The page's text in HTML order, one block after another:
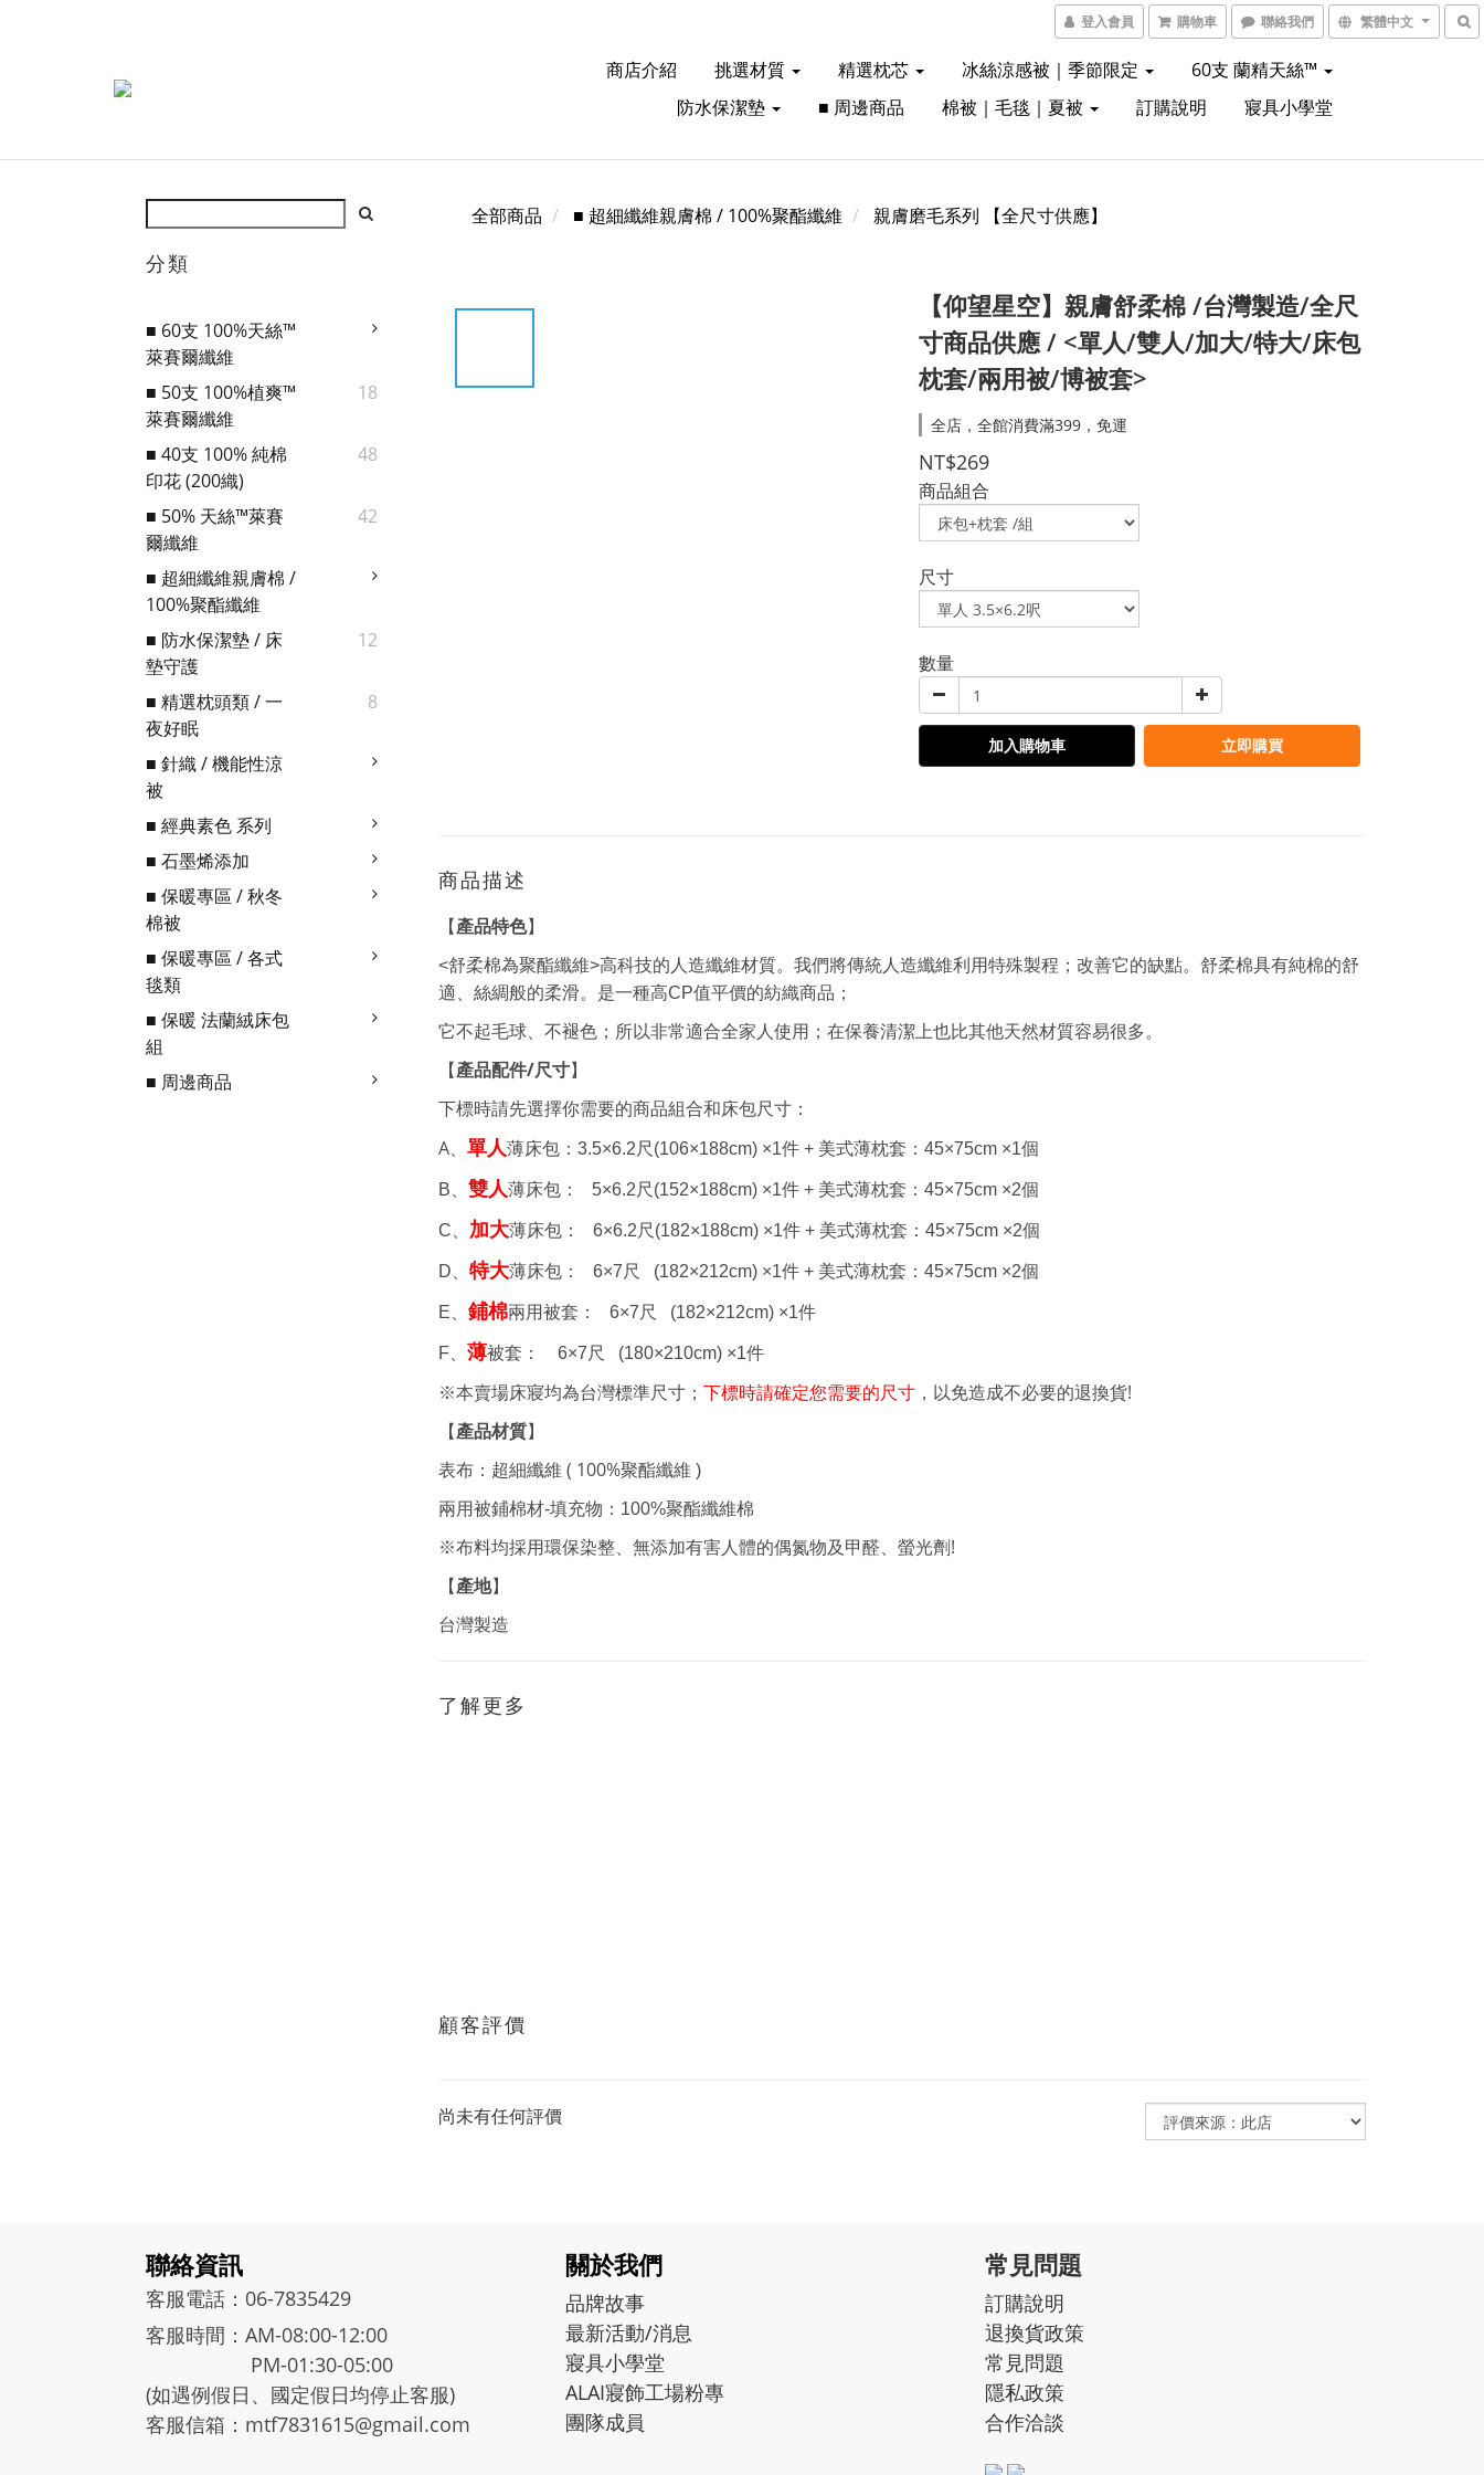
登入會員 購物車 聯絡我們 繁體中文
商店介紹 挑選材質 精選枕芯 冰絲涼感被｜季節限定
60支 蘭精天絲™
防水保潔墊
■ 周邊商品 棉被｜毛毯｜夏被 訂購說明 寢具小學堂
分類
■ 60支 100%天絲™
萊賽爾纖維
■ 50支 100%植爽™
萊賽爾纖維
18
■ 40支 100% 純棉
印花 (200織)
48
■ 50% 天絲™萊賽
爾纖維
42
■ 超細纖維親膚棉 /
100%聚酯纖維
■ 防水保潔墊 / 床
墊守護
12
■ 精選枕頭類 / 一
夜好眠
8
■ 針織 / 機能性涼
被
■ 經典素色 系列
■ 石墨烯添加
■ 保暖專區 / 秋冬
棉被
■ 保暖專區 / 各式
毯類
■ 保暖 法蘭絨床包
組
■ 周邊商品
全部商品 ■ 超細纖維親膚棉 / 100%聚酯纖維 親膚磨毛系列 【全尺寸供應】
【仰望星空】親膚舒柔棉 /台灣製造/全尺
寸商品供應 / <單人/雙人/加大/特大/床包
枕套/兩用被/博被套>
全店，全館消費滿399，免運
NT$269
商品組合
尺寸
數量
加入購物車 立即購買
商品描述
【 產品特色】
<舒柔棉為聚酯纖維>高科技的人造纖維材質。我們將傳統人造纖維利用特殊製程；改善它的缺點。舒柔棉具有純棉的舒
適、絲綢般的柔滑。是一種高CP值平價的紡織商品；
它不起毛球、不褪色；所以非常適合全家人使用；在保養清潔上也比其他天然材質容易很多。
【 產品配件/尺寸】
下標時請先選擇你需要的商品組合和床包尺寸：
A、 單人薄床包： 3.5×6.2尺 (106×188cm) ×1件 + 美式薄枕套： 45×75cm ×1個
B、 雙人薄床包： 5×6.2尺 (152×188cm) ×1件 + 美式薄枕套： 45×75cm ×2個
C、 加大薄床包： 6×6.2尺 (182×188cm) ×1件 + 美式薄枕套： 45×75cm ×2個
D、 特大薄床包： 6×7尺 (182×212cm) ×1件 + 美式薄枕套： 45×75cm ×2個
E、 鋪棉兩用被套： 6×7尺 (182×212cm) ×1件
F、 薄被套： 6×7尺 (180×210cm) ×1件
※本賣場床寢均為台灣標準尺寸； 下標時請確定您需要的尺寸 ，以免造成不必要的退換貨!
【 產品材質】
表布：超細纖維 ( 100%聚酯纖維 )
兩用被鋪棉材-填充物：100%聚酯纖維棉
※布料均採用環保染整、無添加有害人體的偶氮物及甲醛、螢光劑 !
【 產地】
台灣製造
了解更多
顧客評價
尚未有任何評價
聯絡資訊
客服電話：06-7835429
客服時間：AM-08:00-12:00
PM-01:30-05:00
(如遇例假日、國定假日均停止客服)
客服信箱：mtf7831615@gmail.com
關於我們
品牌故事
最新活動/消息
寢具小學堂
ALAI寢飾工場粉專
團隊成員
常見問題
訂購說明
退換貨政策
常見問題
隱私政策
合作洽談